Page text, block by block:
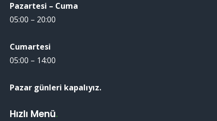
Pazartesi – Cuma
05:00 – 20:00
Cumartesi
05:00 – 14:00
Pazar günleri kapalıyız.
Hızlı Menü.